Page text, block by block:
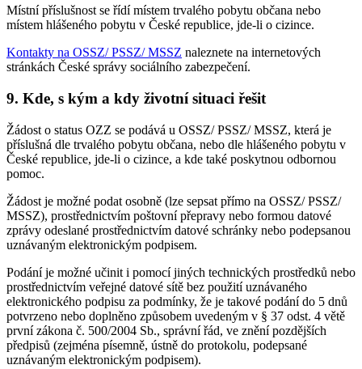
Místní příslušnost se řídí místem trvalého pobytu občana nebo
místem hlášeného pobytu v České republice, jde-li o cizince.
Kontakty na OSSZ/ PSSZ/ MSSZ naleznete na internetových
stránkách České správy sociálního zabezpečení.
9. Kde, s kým a kdy životní situaci řešit
Žádost o status OZZ se podává u OSSZ/ PSSZ/ MSSZ, která je
příslušná dle trvalého pobytu občana, nebo dle hlášeného pobytu v
České republice, jde-li o cizince, a kde také poskytnou odbornou
pomoc.
Žádost je možné podat osobně (lze sepsat přímo na OSSZ/ PSSZ/
MSSZ), prostřednictvím poštovní přepravy nebo formou datové
zprávy odeslané prostřednictvím datové schránky nebo podepsanou
uznávaným elektronickým podpisem.
Podání je možné učinit i pomocí jiných technických prostředků nebo
prostřednictvím veřejné datové sítě bez použití uznávaného
elektronického podpisu za podmínky, že je takové podání do 5 dnů
potvrzeno nebo doplněno způsobem uvedeným v § 37 odst. 4 větě
první zákona č. 500/2004 Sb., správní řád, ve znění pozdějších
předpisů (zejména písemně, ústně do protokolu, podepsané
uznávaným elektronickým podpisem).